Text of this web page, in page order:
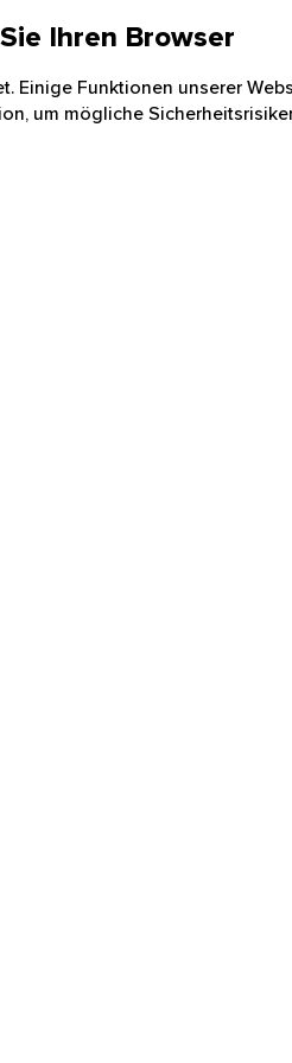
Ihren Browser
Einige Funktionen unserer
um mögliche